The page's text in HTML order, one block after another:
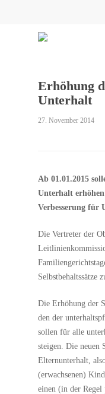
Suche
Erhöhung
Unterhalt
27. November 2014
Ab 01.01.2015
Unterhalt
Verbesserung für
Die Vertreter der
Selbstbehaltssätze
Die Erhöhung der
den der
sollen für alle
steigen. Die neuen
Elternunterhalt,
(erwachsenen)
einen (in der